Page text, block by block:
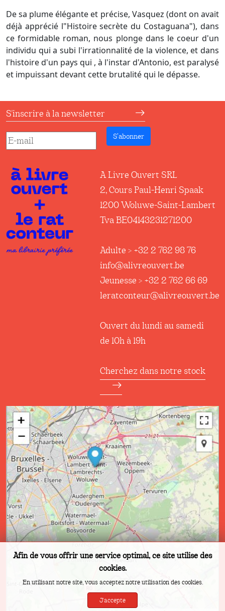
De sa plume élégante et précise, Vasquez (dont on avait
déjà apprécié l"Histoire secrète du Costaguana"), dans
ce formidable roman, nous plonge dans le coeur d'un
individu qui a subi l'irrationnalité de la violence, et dans
l'histoire d'un pays qui , à l'instar d'Antonio, est paralysé
et impuissant devant cette brutalité qui le dépasse.
S'inscrire à la newsletter
S’abonner
A Livre Ouvert SRL
2, Cours Paul-Henri Spaak
1200 Woluwe-Saint-Lambert
Tva BE04143231271200
Adulte > +32 2 762 98 76
info@alivreouvert.be
Jeunesse > +32 2 762 66 69
leratconteur@alivreouvert.be
Ouvert du lundi au samedi
de 10h à 19h
Cherchez dans notre stock
Afin de vous offrir une service optimal, ce site utilise des
cookies.
En utilisant notre site, vous acceptez notre utilisation des cookies.
J'accepte